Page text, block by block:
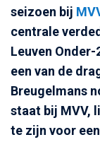
seizoen bij
centrale
Leuven
een van de
Breugelmans
staat bij MVV,
te zijn voor